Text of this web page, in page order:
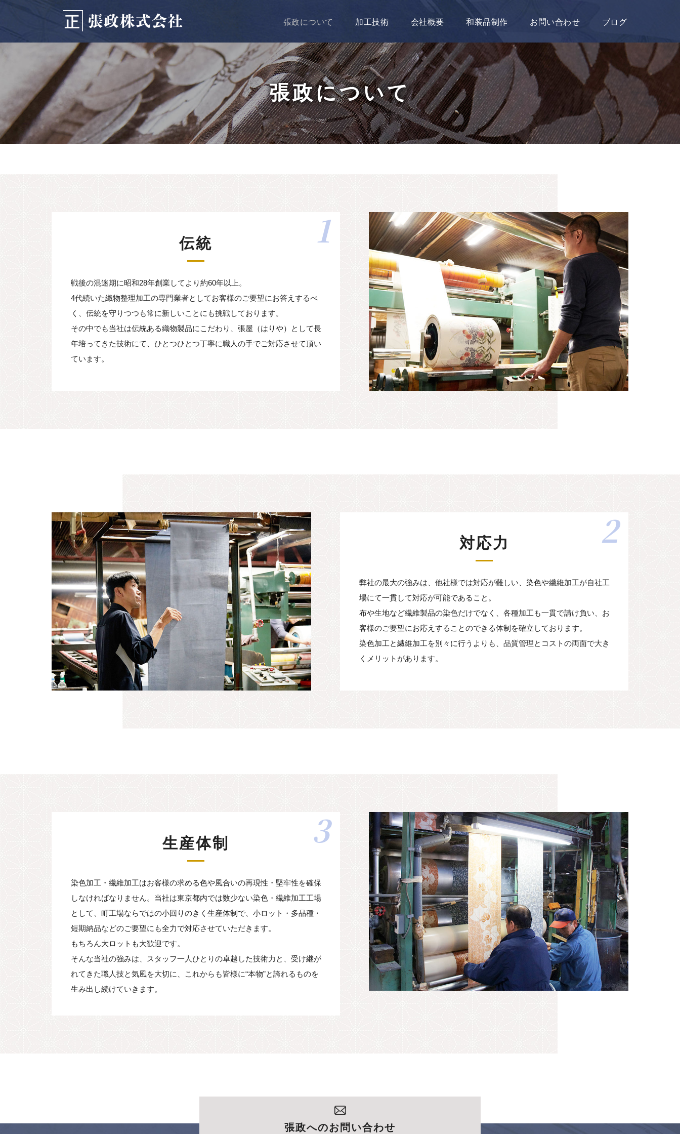
張政について 加工技術 会社概要 和装品制作 お問い合わせ ブログ
張政について
伝統 1
戦後の混迷期に昭和28年創業してより約60年以上。
4代続いた織物整理加工の専門業者としてお客様のご要望にお答えするべ
く、伝統を守りつつも常に新しいことにも挑戦しております。
その中でも当社は伝統ある織物製品にこだわり、張屋（はりや）として長
年培ってきた技術にて、ひとつひとつ丁寧に職人の手でご対応させて頂い
ています。
対応力 2
弊社の最大の強みは、他社様では対応が難しい、染色や繊維加工が自社工
場にて一貫して対応が可能であること。
布や生地など繊維製品の染色だけでなく、各種加工も一貫で請け負い、お
客様のご要望にお応えすることのできる体制を確立しております。
染色加工と繊維加工を別々に行うよりも、品質管理とコストの両面で大き
くメリットがあります。
生産体制 3
染色加工・繊維加工はお客様の求める色や風合いの再現性・堅牢性を確保
しなければなりません。当社は東京都内では数少ない染色・繊維加工工場
として、町工場ならではの小回りのきく生産体制で、小ロット・多品種・
短期納品などのご要望にも全力で対応させていただきます。
もちろん大ロットも大歓迎です。
そんな当社の強みは、スタッフ一人ひとりの卓越した技術力と、受け継が
れてきた職人技と気風を大切に、これからも皆様に“本物”と誇れるものを
生み出し続けていきます。
張政へのお問い合わせ